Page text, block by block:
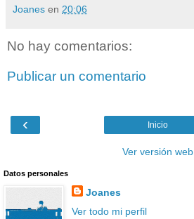
Joanes en 20:06
No hay comentarios:
Publicar un comentario
‹ Inicio
Ver versión web
Datos personales
Joanes
Ver todo mi perfil